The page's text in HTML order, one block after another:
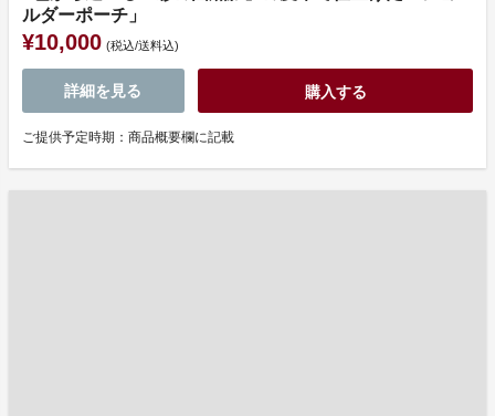
ルダーポーチ」
¥10,000 (税込/送料込)
詳細を見る 購入する
ご提供予定時期：商品概要欄に記載